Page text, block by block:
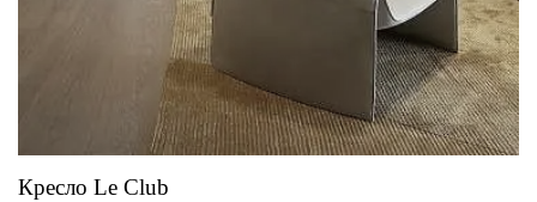
Кресло Le Club